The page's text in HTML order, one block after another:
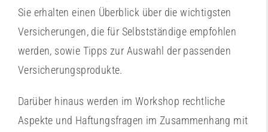
Sie erhalten einen Überblick über die wichtigsten
Versicherungen, die für Selbstständige empfohlen
werden, sowie Tipps zur Auswahl der passenden
Versicherungsprodukte.
Darüber hinaus werden im Workshop rechtliche
Aspekte und Haftungsfragen im Zusammenhang mit